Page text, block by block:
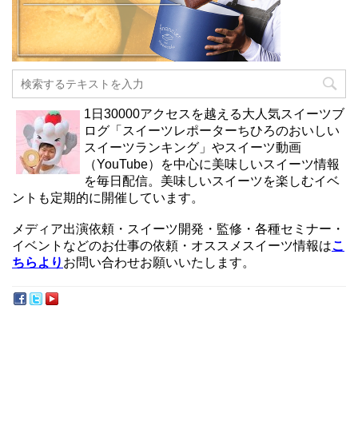
1日30000アクセスを越える大人気スイーツブ
ログ「スイーツレポーターちひろのおいしい
スイーツランキング」やスイーツ動画
（YouTube）を中心に美味しいスイーツ情報
を毎日配信。美味しいスイーツを楽しむイベ
ントも定期的に開催しています。
メディア出演依頼・スイーツ開発・監修・各種セミナー・
イベントなどのお仕事の依頼・オススメスイーツ情報はこ
ちらより お問い合わせお願いいたします。